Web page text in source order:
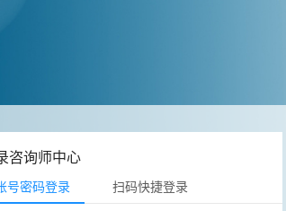
咨询师中心
号密码登录 扫码快捷登录